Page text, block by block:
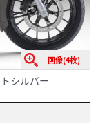
画像(4枚)
シルバー